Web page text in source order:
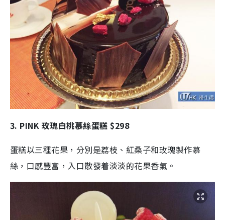
3. PINK 玫瑰白桃慕絲蛋糕 $298
蛋糕以三種花果，分別是荔枝、紅桑子和玫瑰製作慕
絲，口感豐富，入口散發着淡淡的花果香氣。